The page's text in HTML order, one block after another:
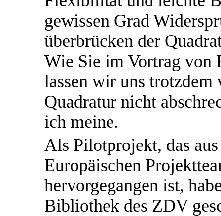
gewissen Grad
überbrücken der
Wie Sie im Vortrag von
lassen wir uns trotzdem
Quadratur nicht
ich meine.
Als Pilotprojekt, das
Europäischen
hervorgegangen ist,
Bibliothek des ZDV